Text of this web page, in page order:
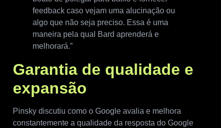
feedback caso vejam uma alucinação ou
algo que não seja preciso. Essa é uma
maneira pela qual Bard aprenderá e
melhorará.”
Garantia de qualidade e
expansão
Pinsky discutiu como o Google avalia e melhora
constantemente a qualidade da resposta do Google